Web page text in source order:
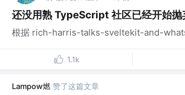
还没用熟 TypeScript 社区已经开始
根据 rich-harris-talks-sveltekit-and-
1.1k
Lampow燃 赞了这篇文章